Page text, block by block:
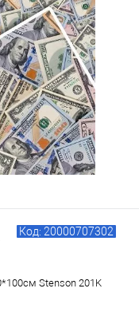
Код: 20000707302
Stenson 201K